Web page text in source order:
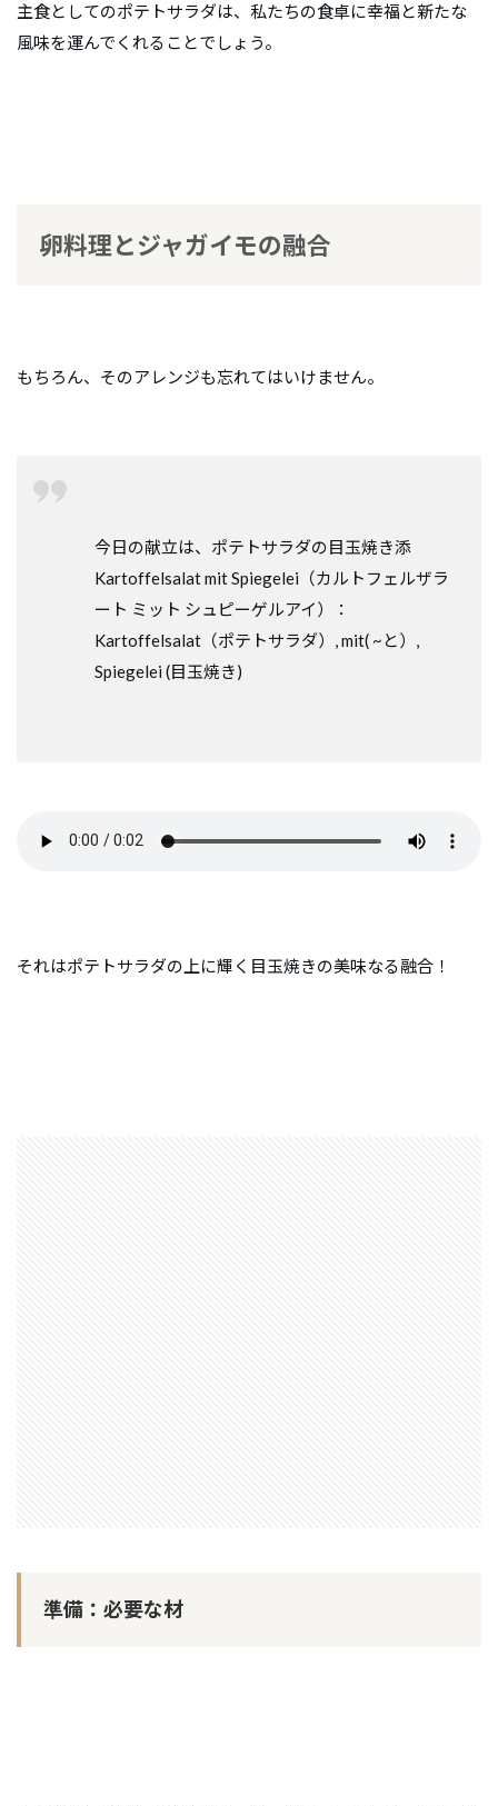
主食としてのポテトサラダは、私たちの食卓に幸福と新たな
風味を運んでくれることでしょう。
卵料理とジャガイモの融合
もちろん、そのアレンジも忘れてはいけません。
今日の献立は、ポテトサラダの目玉焼き添
Kartoffelsalat mit Spiegelei（カルトフェルザラ
ート ミット シュピーゲルアイ）：
Kartoffelsalat（ポテトサラダ）, mit( ~と）,
Spiegelei (目玉焼き)
それはポテトサラダの上に輝く目玉焼きの美味なる融合！
準備：必要な材